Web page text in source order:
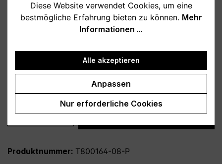
weiß
schwarz hellblau
rosa
türkis grau
dunkelblau
lila
Varianteauswählen
ohne Personalisierung
Produkt Anzahl: Gib den gewünschten
Produktnummer: T800164-08-P
Diese Website verwendet Cookies, um eine
bestmögliche Erfahrung bieten zu können. Mehr
Informationen ...
Alle akzeptieren
Anpassen
Nur erforderliche Cookies